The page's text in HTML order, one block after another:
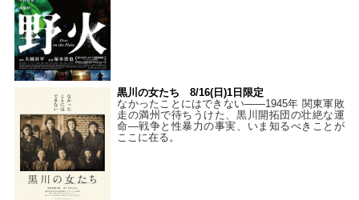
黒川の女たち 8/16(日)1日限定
なかったことにはできない——1945年 関東軍敗
走の満州で待ちうけた、黒川開拓団の壮絶な運
命―戦争と性暴力の事実、いま知るべきことが
ここに在る。